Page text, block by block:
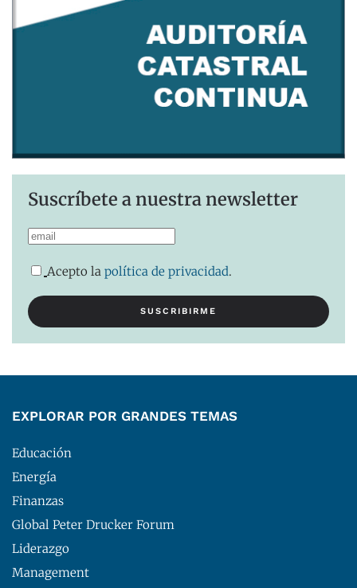
Suscríbete a nuestra newsletter
Acepto la política de privacidad.
EXPLORAR POR GRANDES TEMAS
Educación
Energía
Finanzas
Global Peter Drucker Forum
Liderazgo
Management